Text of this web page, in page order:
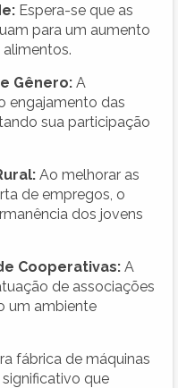
Espera-se que as
para um aumento
Gênero: A
engajamento das
sua participação
Ao melhorar as
de empregos, o
dos jovens
Cooperativas: A
de associações
um ambiente
fábrica de máquinas
que